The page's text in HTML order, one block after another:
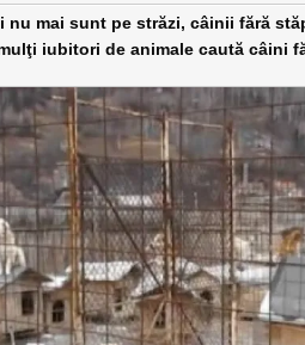
nu mai sunt pe străzi, câinii fără
iubitori de animale caută câini